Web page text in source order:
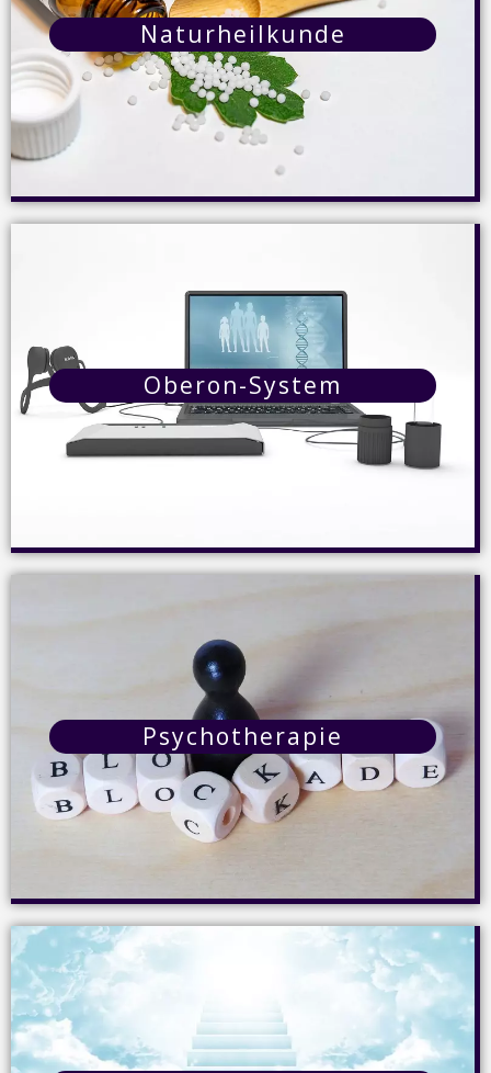
Naturheilkunde
Die Naturheilkunde hat das Ziel, die
Selbstheilungskräfte zu unterstützen und
Ungleichgewichte im Körper und Geist
auszubalancieren. Mein Leistungsspektrum umfasst die
Homöopathie, Behandlungen mit Schüssler-Salzen
sowie die Mikronährstoff- und Phytotherapie.
Oberon-System
Das Oberon-System arbeitet mit der NLS-Methode
(nichtlineare Systemanalyse) und ist ein neuartiges
Diagnoseverfahren, mit dem bereits beginnende
Krankheiten frühzeitig diagnostiziert werden können.
Darüberhinaus kann es auch die Wirksamkeit
verschiedener Heilmittel aufzeigen.
Details
Psychotherapie
Psychotherapie
Bei der Psychotherapie werden, mit unterschiedlichen
Methoden, Störungen des Denkens, Handelns und
Erlebens zunächst identifiziert und anschließend